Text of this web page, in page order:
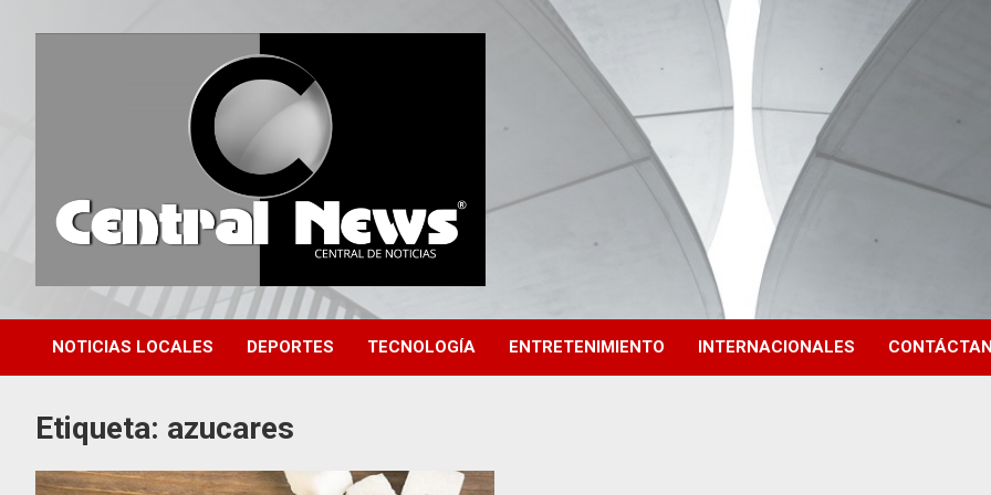
Central News HN
Central de Noticias
NOTICIAS LOCALES DEPORTES TECNOLOGÍA ENTRETENIMIENTO INTERNACIONALES
Etiqueta: azucares